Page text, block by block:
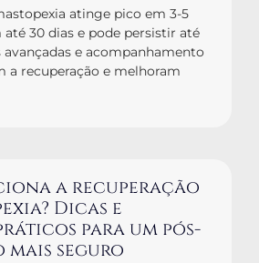
atinge pico em 3-5
30 dias e pode persistir até
avançadas e acompanhamento
a recuperação e melhoram
a recuperação
Dicas e
para um pós-
seguro